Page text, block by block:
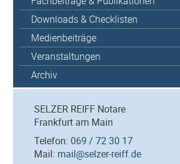
Downloads & Checklisten
Medienbeiträge
Veranstaltungen
Archiv
SELZER REIFF Notare
Frankfurt am Main
Telefon: 069 / 72 30 17
Mail: mail@selzer-reiff.de